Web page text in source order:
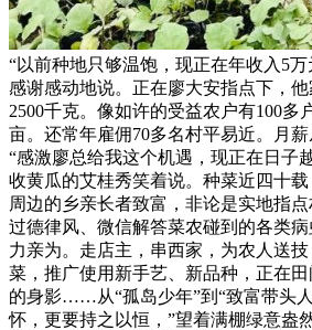
“以前种地只够温饱，现正在年收入5
感谢感动地说。正在廖大安指点下，
2500千克。像如许的受益农户有100多
亩。还常年雇佣70多名村平易近。月薪
“感激廖总给我这个机遇，现正在日子
收黄瓜的艾桂秀笑着说。种菜近四十
周边的乡亲长者致富，非论是实地指
过德律风、微信解答菜农碰到的各类
力亲为。走店主，串西家，为农人送
菜，推广使用新手艺、新品种，正在
的身影……从“孤岛少年”到“致富带头
怀，更要持之以恒，”望着满棚绿意盎